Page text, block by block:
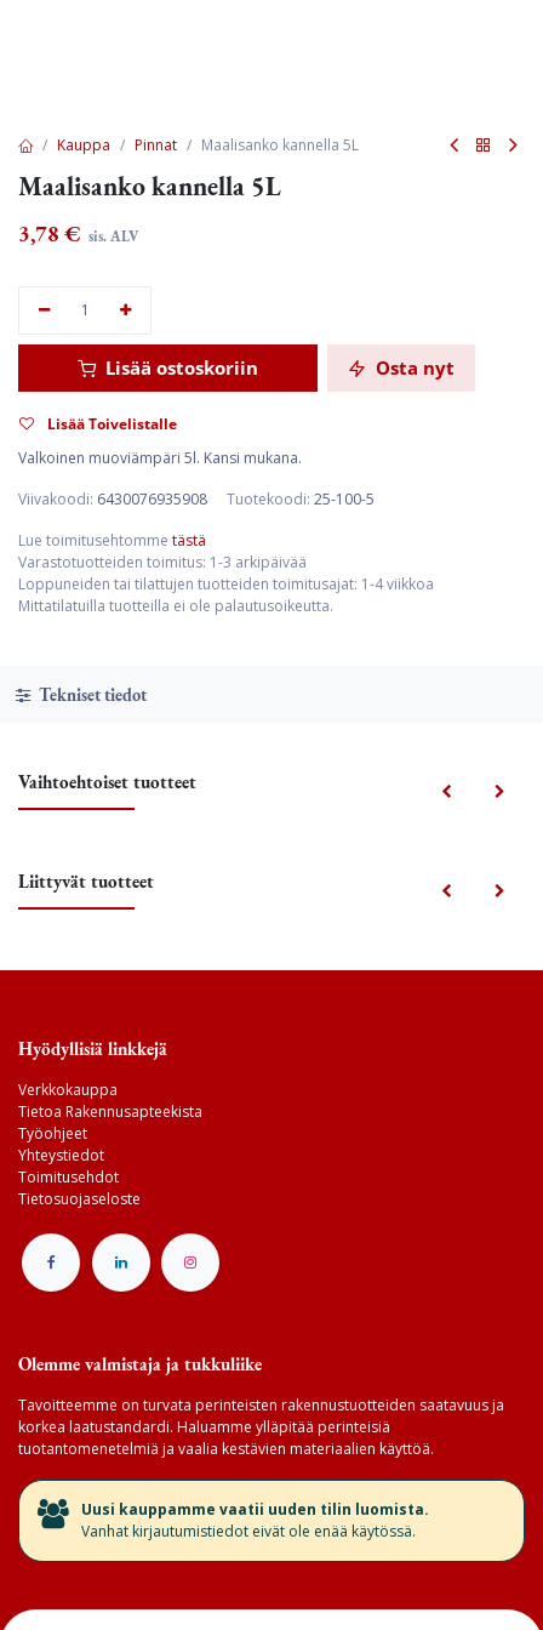
Kauppa Pinnat Maalisanko kannella 5L
Maalisanko kannella 5L
3,78 € sis. ALV
Lisää ostoskoriin Osta nyt
Lisää Toivelistalle
Valkoinen muoviämpäri 5l. Kansi mukana.
Viivakoodi: 6430076935908 Tuotekoodi: 25-100-5
Lue toimitusehtomme tästä
Varastotuotteiden toimitus: 1-3 arkipäivää
Loppuneiden tai tilattujen tuotteiden toimitusajat: 1-4 viikkoa
Mittatilatuilla tuotteilla ei ole palautusoikeutta.
Tekniset tiedot
Vaihtoehtoiset tuotteet
Liittyvät tuotteet
Hyödyllisiä linkkejä
Verkkokauppa
Tietoa Rakennusapteekista
Työohjeet
Yhteystiedot
Toimitusehdot
Tietosuojaseloste
Olemme valmistaja ja tukkuliike
Tavoitteemme on turvata perinteisten rakennustuotteiden saatavuus ja
korkea laatustandardi. Haluamme ylläpitää perinteisiä
tuotantomenetelmiä ja vaalia kestävien materiaalien käyttöä.
​Uusi kauppamme vaatii uuden tilin luomista.
Vanhat kirjautumistiedot eivät ole enää käytössä.